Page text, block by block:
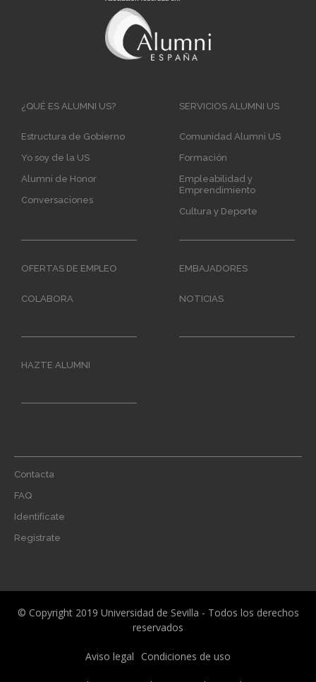
Main
¿QUÉ ES ALUMNI US?
Estructura de Gobierno
Yo soy de la US
Alumni de Honor
Conversaciones
SERVICIOS ALUMNI US
Comunidad Alumni US
Formación
Empleabilidad y
Emprendimiento
Cultura y Deporte
OFERTAS DE EMPLEO EMBAJADORES
COLABORA NOTICIAS
HAZTE ALUMNI
Footer
menu
Contacta
FAQ
Identifícate
Regístrate
© Copyright 2019 Universidad de Sevilla - Todos los derechos
reservados
Aviso legal Condiciones de uso